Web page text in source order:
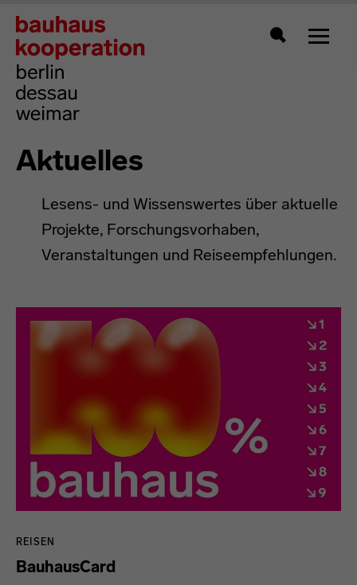
Zeigt
Aktuelles
Lesens- und Wissenswertes über aktuelle
Projekte, Forschungsvorhaben,
Veranstaltungen und Reiseempfehlungen.
REISEN
BauhausCard